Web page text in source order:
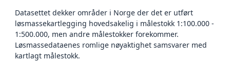
Datasettet dekker områder i Norge der det er utført
løsmassekartlegging hovedsakelig i målestokk 1:100.000 -
1:500.000, men andre målestokker forekommer.
Løsmassedataenes romlige nøyaktighet samsvarer med
kartlagt målestokk.